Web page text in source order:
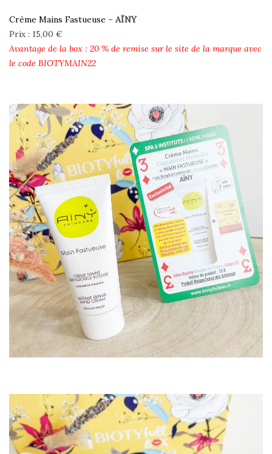
Crème Mains Fastueuse – AÏNY
Prix : 15,00 €
Avantage de la box : 20 % de remise sur le site de la marque avec
le code BIOTYMAIN22